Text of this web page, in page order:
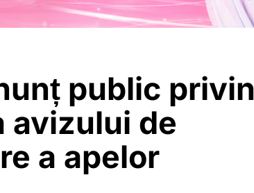
public
avizului de
a apelor